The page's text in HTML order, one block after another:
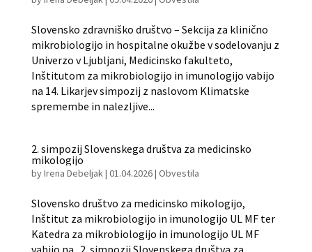
Slovensko zdravniško društvo – Sekcija za klinično
mikrobiologijo in hospitalne okužbe v sodelovanju z
Univerzo v Ljubljani, Medicinsko fakulteto,
Inštitutom za mikrobiologijo in imunologijo vabijo
na 14. Likarjev simpozij z naslovom Klimatske
spremembe in nalezljive...
2. simpozij Slovenskega društva za medicinsko
mikologijo
byIrena Debeljak| 01.04.2026| Obvestila
Slovensko društvo za medicinsko mikologijo,
Inštitut za mikrobiologijo in imunologijo UL MF ter
Katedra za mikrobiologijo in imunologijo UL MF
vabijo na 2. simpozij Slovenskega društva za